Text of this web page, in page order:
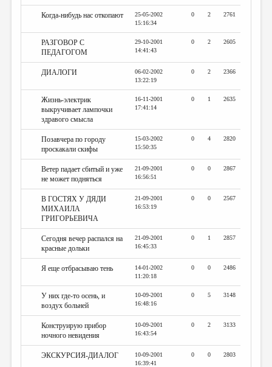
Когда-нибудь нас откопают
25-05-2002
15:16:34
0 2 2761
РАЗГОВОР С
ПЕДАГОГОМ
29-10-2001
14:41:43
0 2 2605
ДИАЛОГИ
06-02-2002
13:22:19
0 2 2366
Жизнь-электрик
выкручивает лампочки
здравого смысла
16-11-2001
17:41:14
0 1 2635
Позавчера по городу
проскакали скифы
15-03-2002
15:50:35
0 4 2820
Ветер падает сбитый и уже
не может подняться
21-09-2001
16:56:51
0 0 2867
В ГОСТЯХ У ДЯДИ
МИХАИЛА
ГРИГОРЬЕВИЧА
21-09-2001
16:53:19
0 0 2567
Сегодня вечер распался на
красные дольки
21-09-2001
16:45:33
0 1 2857
Я еще отбрасываю тень
14-01-2002
11:20:18
0 0 2486
У них где-то осень, и
воздух больней
10-09-2001
16:48:16
0 5 3148
Конструирую прибор
ночного невидения
10-09-2001
16:43:54
0 2 3133
ЭКСКУРСИЯ-ДИАЛОГ
10-09-2001
16:39:41
0 0 2803